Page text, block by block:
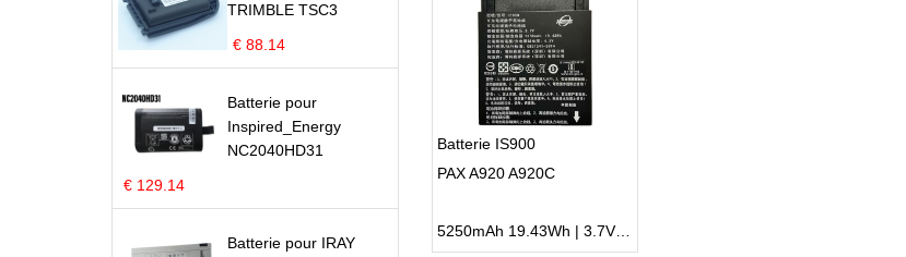
TRIMBLE TSC3
€ 88.14
Batterie pour
Inspired_Energy
NC2040HD31
€ 129.14
Batterie pour IRAY
Batterie IS900
PAX A920 A920C
5250mAh 19.43Wh | 3.7V | Li-ion ...